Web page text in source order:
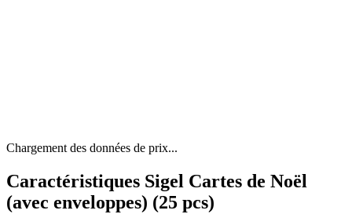
Chargement des données de prix...
Caractéristiques Sigel Cartes de Noël
(avec enveloppes) (25 pcs)